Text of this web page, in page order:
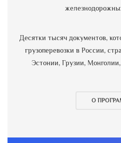
Десятки тысяч документов,
грузоперевозки в России,
Эстонии, Грузии,
О